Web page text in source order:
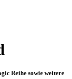
Reihe sowie weitere